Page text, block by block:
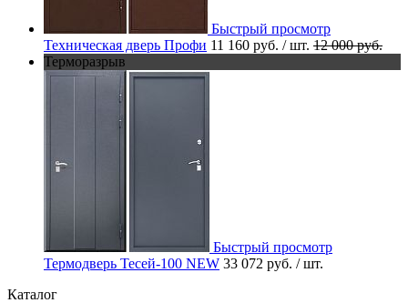
Быстрый просмотр
Техническая дверь Профи 11 160 руб. / шт. 12 000 руб.
Терморазрыв
Быстрый просмотр
Термодверь Тесей-100 NEW 33 072 руб. / шт.
Каталог